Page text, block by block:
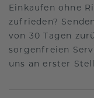
Einkaufen ohne
zufrieden?
von 30 Tagen
sorgenfreien
uns an erster